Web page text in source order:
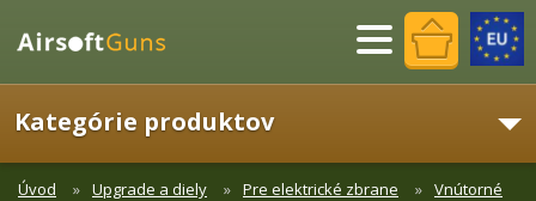
Menu
Kategórie produktov
Úvod Upgrade a diely Pre elektrické zbrane
Vnútorné